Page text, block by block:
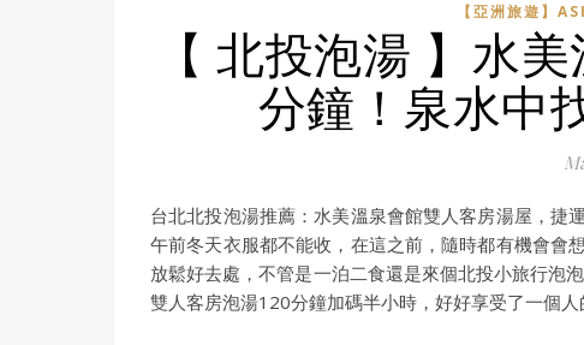
【亞洲旅遊】
【 北投泡湯 】水
分鐘！泉水中
台北北投泡湯推薦：水美溫泉會館雙人客房湯屋，捷
午前冬天衣服都不能收，在這之前，隨時都有機會會
放鬆好去處，不管是一泊二食還是來個北投小旅行泡
雙人客房泡湯120分鐘加碼半小時，好好享受了一個